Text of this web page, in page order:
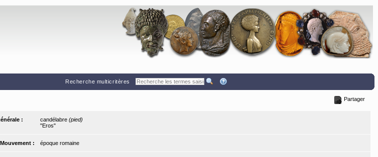
Recherche multicritères
Partager
: candélabre (pied)
"Eros"
: époque romaine